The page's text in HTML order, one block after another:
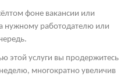
фоне вакансии или
нужному работодателю или
этой услуги вы продержитесь
многократно увеличив